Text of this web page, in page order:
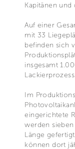
Kapitänen und
Auf einer
mit 33
befinden sich
insgesamt
Lackierprozess.
Im
eingerichtete
werden
Länge
können dort